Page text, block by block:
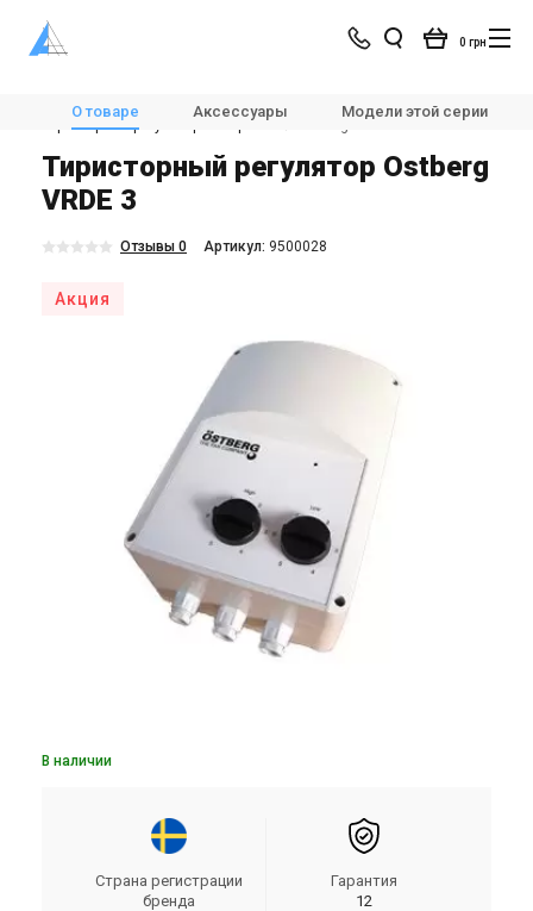
0 грн
Магазин Вентиляция
Автоматика для вентиляции
Тиристорные регуляторы скорости
О товаре Аксессуары Модели этой серии
Тиристорный регулятор Ostberg
VRDE 3
Отзывы 0 Aртикул: 9500028
Акция
В наличии
Страна регистрации
бренда
Гарантия
12